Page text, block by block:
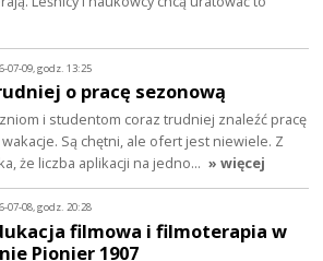
07-09, godz. 13:25
o pracę sezonową
i studentom coraz trudniej znaleźć pracę
wakacje. Są chętni, ale ofert jest niewiele. Z
że liczba aplikacji na jedno… » więcej
07-08, godz. 20:28
filmowa i filmoterapia w
Pionier 1907